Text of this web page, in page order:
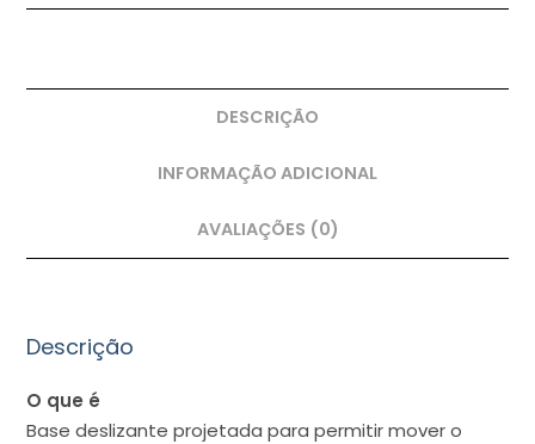
DESCRIÇÃO
INFORMAÇÃO ADICIONAL
AVALIAÇÕES (0)
Descrição
O que é
Base deslizante projetada para permitir mover o